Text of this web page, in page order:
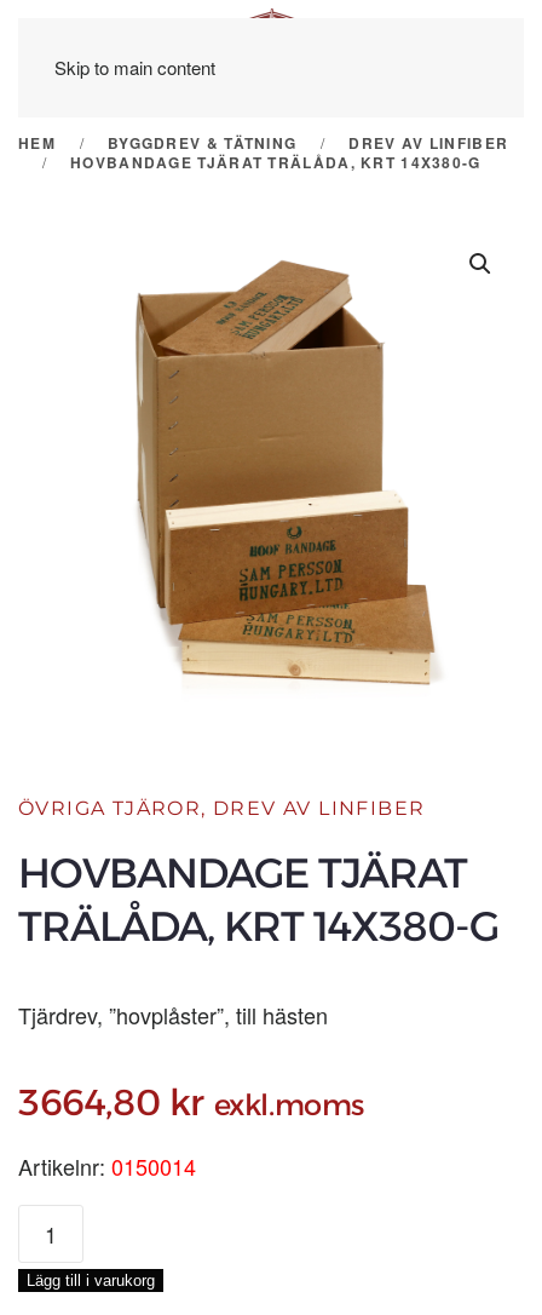
Skip to main content
HEM BYGGDREV & TÄTNING
DREV AV LINFIBER
HOVBANDAGE TJÄRAT TRÄLÅDA, KRT 14X380-G
ÖVRIGA TJÄROR, DREV AV LINFIBER
HOVBANDAGE TJÄRAT
TRÄLÅDA, KRT 14X380-G
Tjärdrev, ”hovplåster”, till hästen
3664,80 kr exkl.moms
Artikelnr: 0150014
HOVBANDAGE
TJÄRAT
TRÄLÅDA,
KRT
Lägg till i varukorg